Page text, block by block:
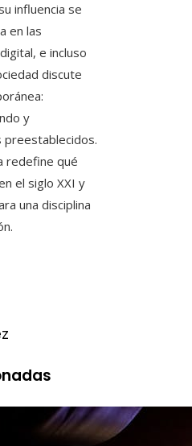
influencia se
en las
e incluso
discute
y
preestablecidos.
redefine qué
el siglo XXI y
una disciplina